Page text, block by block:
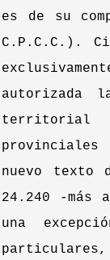
es de su
C.P.C.C.).
autorizada
territorial
nuevo texto
24.240 -más
una
particulares,